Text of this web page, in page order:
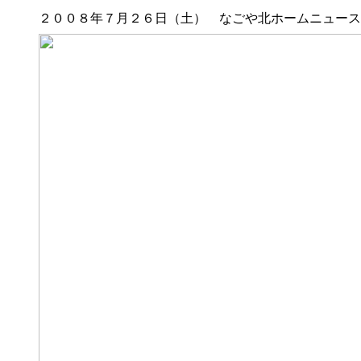
２００８年７月２６日（土） なごや北ホームニュー